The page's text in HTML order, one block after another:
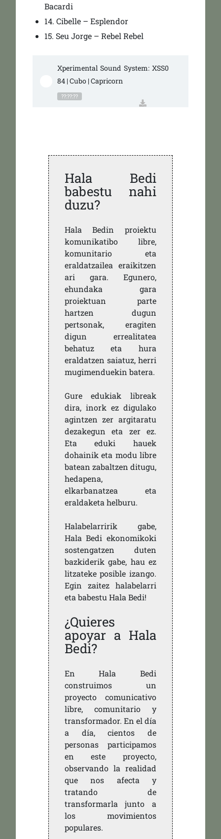
Bacardi
14. Cibelle – Esplendor
15. Seu Jorge – Rebel Rebel
Xperimental Sound System: XSS0
84 | Cubo | Capricorn
??:??:??
Hala Bedi
babestu nahi
duzu?
Hala Bedin proiektu
komunikatibo libre,
komunitario eta
eraldatzailea eraikitzen
ari gara. Egunero,
ehundaka gara
proiektuan parte
hartzen dugun
pertsonak, eragiten
digun errealitatea
behatuz eta hura
eraldatzen saiatuz, herri
mugimenduekin batera.
Gure edukiak libreak
dira, inork ez digulako
agintzen zer argitaratu
dezakegun eta zer ez.
Eta eduki hauek
dohainik eta modu libre
batean zabaltzen ditugu,
hedapena,
elkarbanatzea eta
eraldaketa helburu.
Halabelarririk gabe,
Hala Bedi ekonomikoki
sostengatzen duten
bazkiderik gabe, hau ez
litzateke posible izango.
Egin zaitez halabelarri
eta babestu Hala Bedi!
¿Quieres
apoyar a Hala
Bedi?
En Hala Bedi
construimos un
proyecto comunicativo
libre, comunitario y
transformador. En el día
a día, cientos de
personas participamos
en este proyecto,
observando la realidad
que nos afecta y
tratando de
transformarla junto a
los movimientos
populares.